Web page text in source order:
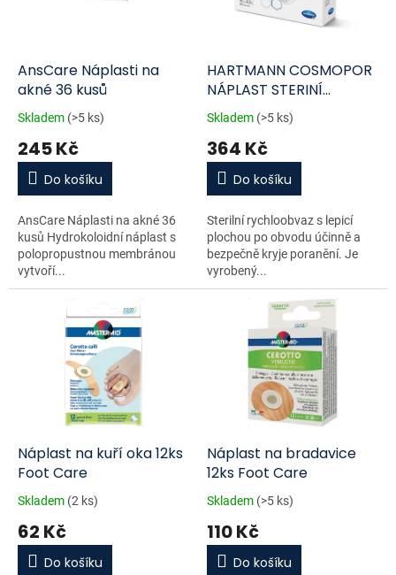
d
u
AnsCare Náplasti na
akné 36 kusů
Skladem (>5 ks)
245 Kč
Do košíku
AnsCare Náplasti na akné 36
kusů Hydrokoloidní náplast s
polopropustnou membránou
vytvoří...
HARTMANN COSMOPOR
NÁPLAST STERINÍ
10X8CM 25KS
Skladem (>5 ks)
364 Kč
Do košíku
Sterilní rychloobvaz s lepicí
plochou po obvodu účinně a
bezpečně kryje poranění. Je
vyrobený...
Náplast na kuří oka 12ks
Foot Care
Skladem (2 ks)
62 Kč
Do košíku
Náplast na bradavice
12ks Foot Care
Skladem (>5 ks)
110 Kč
Do košíku